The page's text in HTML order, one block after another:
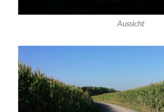
Aussicht